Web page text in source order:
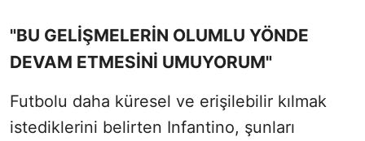
"BU GELİŞMELERİN OLUMLU YÖNDE
DEVAM ETMESİNİ UMUYORUM"
Futbolu daha küresel ve erişilebilir kılmak
istediklerini belirten Infantino, şunları